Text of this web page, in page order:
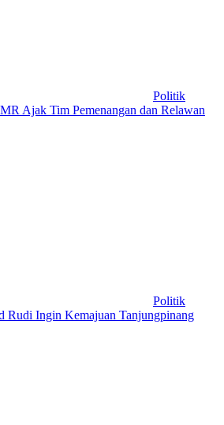
Politik
Ajak Tim Pemenangan dan Relawan
Politik
Rudi Ingin Kemajuan Tanjungpinang